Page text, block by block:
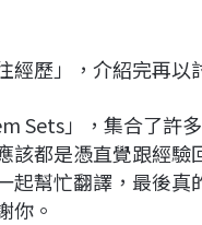
歷」，介紹完再以
Sets」，集合了許
該都是憑直覺跟經
起幫忙翻譯，最後
你。